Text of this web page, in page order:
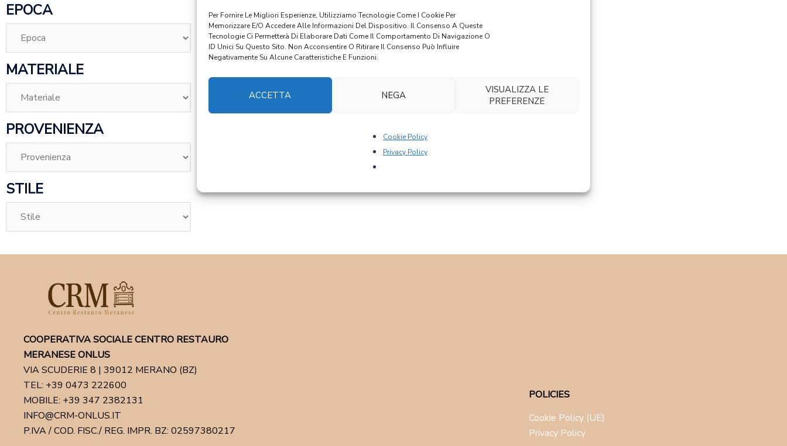
Per Fornire Le Migliori Esperienze, Utilizziamo Tecnologie Come I Cookie Per
Memorizzare E/o Accedere Alle Informazioni Del Dispositivo. Il Consenso A Queste
Tecnologie Ci Permetterà Di Elaborare Dati Come Il Comportamento Di Navigazione O
ID Unici Su Questo Sito. Non Acconsentire O Ritirare Il Consenso Può Influire
Negativamente Su Alcune Caratteristiche E Funzioni.
ACCETTA NEGA
VISUALIZZA LE
PREFERENZE
Cookie Policy
Privacy Policy
EPOCA
MATERIALE
PROVENIENZA
STILE
SETTIMANALI
COOPERATIVA SOCIALE CENTRO RESTAURO
MERANESE ONLUS
VIA SCUDERIE 8 | 39012 MERANO (BZ)
TEL: +39 0473 222600
MOBILE: +39 347 2382131
INFO@CRM-ONLUS.IT
P.IVA / COD. FISC./ REG. IMPR. BZ: 02597380217
POLICIES
Cookie Policy (UE)
Privacy Policy